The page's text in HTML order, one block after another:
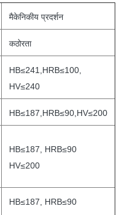
मैकेनिकीय प्रदर्शन
कठोरता
HB≤241,HRB≤100,
HV≤240
HB≤187,HRB≤90,HV≤200
HB≤187, HRB≤90
HV≤200
HB≤187, HRB≤90